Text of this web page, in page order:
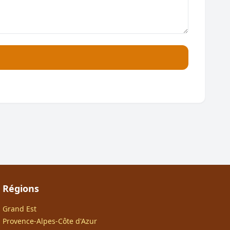
Régions
Grand Est
Provence-Alpes-Côte d'Azur